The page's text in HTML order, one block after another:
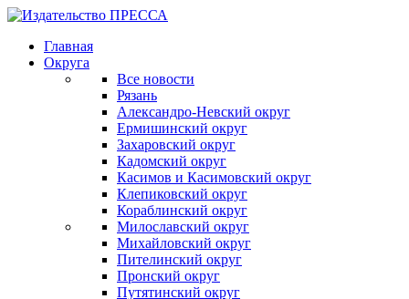
Главная
Округа
Все новости
Рязань
Александро-Невский округ
Ермишинский округ
Захаровский округ
Кадомский округ
Касимов и Касимовский округ
Клепиковский округ
Кораблинский округ
Милославский округ
Михайловский округ
Пителинский округ
Пронский округ
Путятинский округ